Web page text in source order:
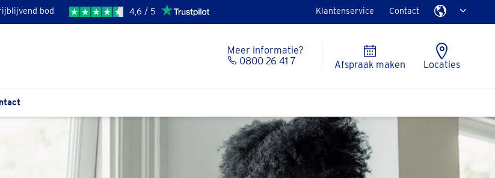
bod 4,6 / 5 Klantenservice Contact
Meer informatie?
0800 26 41 7
Afspraak maken Locaties